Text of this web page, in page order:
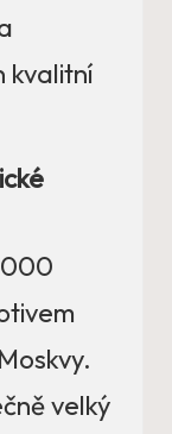
kvalitní
velký